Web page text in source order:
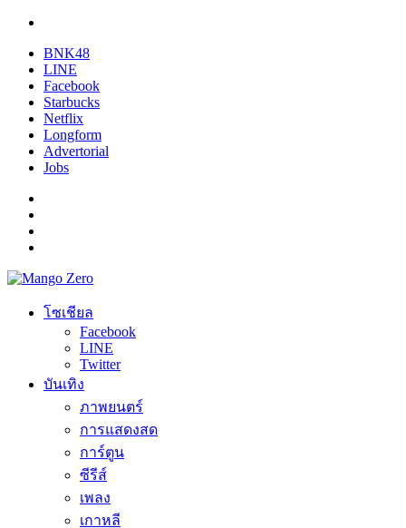
BNK48
LINE
Facebook
Starbucks
Netflix
Longform
Advertorial
Jobs
โซเชียล
Facebook
LINE
Twitter
บันเทิง
ภาพยนตร์
การแสดงสด
การ์ตูน
ซีรีส์
เพลง
เกาหลี